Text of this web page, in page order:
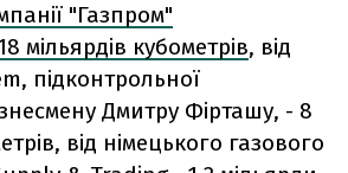
"Газпром"
мільярдів кубометрів, від
підконтрольної
Дмитру Фірташу, - 8
від німецького газового